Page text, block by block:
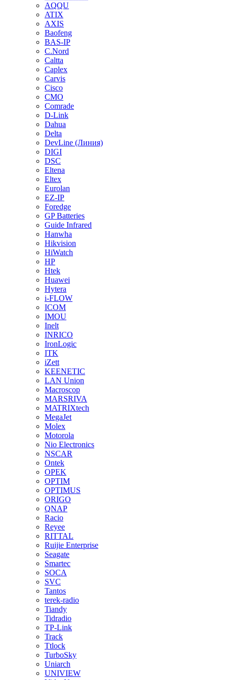
AQQU
ATIX
AXIS
Baofeng
BAS-IP
C.Nord
Caltta
Caplex
Carvis
Cisco
CMO
Comrade
D-Link
Dahua
Delta
DevLine (Линия)
DIGI
DSC
Eltena
Eltex
Eurolan
EZ-IP
Foredge
GP Batteries
Guide Infrared
Hanwha
Hikvision
HiWatch
HP
Htek
Huawei
Hytera
i-FLOW
ICOM
IMOU
Inelt
INRICO
IronLogic
ITK
iZett
KEENETIC
LAN Union
Macroscop
MARSRIVA
MATRIXtech
MegaJet
Molex
Motorola
Nio Electronics
NSCAR
Ontek
OPEK
OPTIM
OPTIMUS
ORIGO
QNAP
Racio
Reyee
RITTAL
Ruijie Enterprise
Seagate
Smartec
SOCA
SVC
Tantos
terek-radio
Tiandy
Tidradio
TP-Link
Track
Ttlock
TurboSky
Uniarch
UNIVIEW